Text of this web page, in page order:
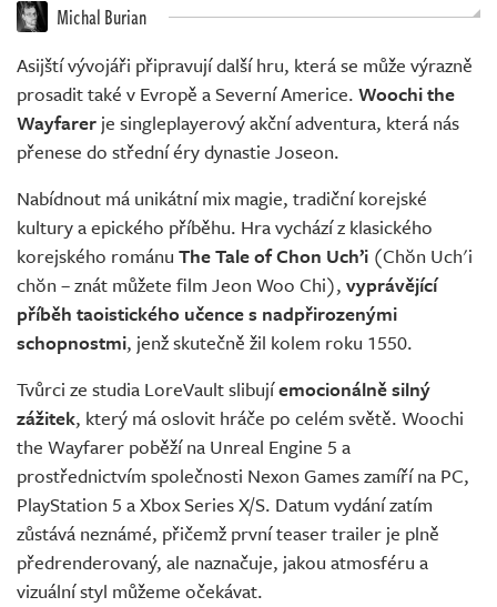
Živě Michal Burian
Asijští vývojáři připravují další hru, která se může výrazně
prosadit také v Evropě a Severní Americe. Woochi the
Wayfarer je singleplayerový akční adventura, která nás
přenese do střední éry dynastie Joseon.
Nabídnout má unikátní mix magie, tradiční korejské
kultury a epického příběhu. Hra vychází z klasického
korejského románu The Tale of Chon Uch’i (Chŏn Uch'i
chŏn – znát můžete film Jeon Woo Chi), vyprávějící
příběh taoistického učence s nadpřirozenými
schopnostmi, jenž skutečně žil kolem roku 1550.
Tvůrci ze studia LoreVault slibujíemocionálně silný
zážitek, který má oslovit hráče po celém světě. Woochi
the Wayfarer poběží na Unreal Engine 5 a
prostřednictvím společnosti Nexon Games zamíří na PC,
PlayStation 5 a Xbox Series X/S. Datum vydání zatím
zůstává neznámé, přičemž první teaser trailer je plně
předrenderovaný, ale naznačuje, jakou atmosféru a
vizuální styl můžeme očekávat.